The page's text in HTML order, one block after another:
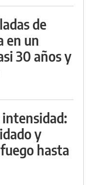
de
en un
30 años y
intensidad:
y
hasta